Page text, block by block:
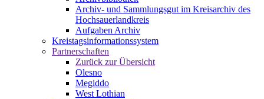
Archiv- und Sammlungsgut im Kreisarchiv des
Hochsauerlandkreis
Aufgaben Archiv
Kreistagsinformationssystem
Partnerschaften
Zurück zur Übersicht
Olesno
Megiddo
West Lothian